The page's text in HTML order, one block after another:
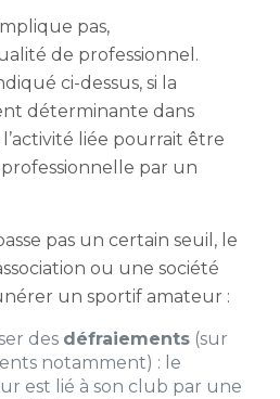
pas,
de professionnel.
ci-dessus, si la
déterminante dans
liée pourrait être
par un
pas un certain seuil, le
ou une société
un sportif amateur :
des défraiements(sur
notamment) : le
est lié à son club par une